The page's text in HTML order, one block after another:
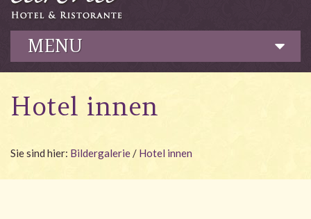
MENU
Hotel
Kulinarik
Hotel innen
Sie sind hier: Bildergalerie/ Hotel innen